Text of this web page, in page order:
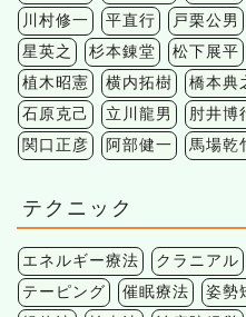
川村修一
平直行 戸栗公男
星英之
杉本錬堂 松下展平
植木昭憲
横内拓樹 橋本典
石原克己
立川龍男 肘井博
関口正彦
阿部健一 馬場乾
テクニック
エネルギー療法 クラニアル
テーピング
催眠療法 姿勢